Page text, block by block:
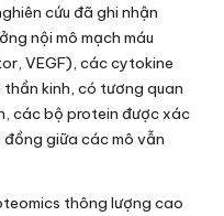
cứu đã ghi nhận
nội mô mạch máu
VEGF), các cytokine
kinh, có tương quan
các bộ protein được xác
giữa các mô vẫn
thông lượng cao